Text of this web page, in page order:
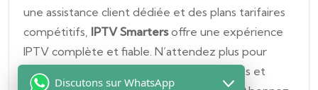
une assistance client dédiée et des plans tarifaires
compétitifs, IPTV Smartersoffre une expérience
IPTV complète et fiable. N’attendez plus pour
rejoindre des millions d’utilisateurs satisfaits et
Discutons sur WhatsApp